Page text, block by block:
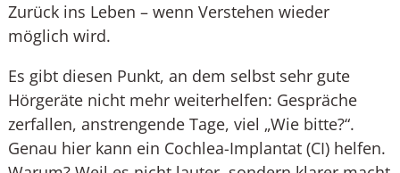
Zurück ins Leben – wenn Verstehen wieder
möglich wird.
Es gibt diesen Punkt, an dem selbst sehr gute
Hörgeräte nicht mehr weiterhelfen: Gespräche
zerfallen, anstrengende Tage, viel „Wie bitte?“.
Genau hier kann ein Cochlea-Implantat (CI) helfen.